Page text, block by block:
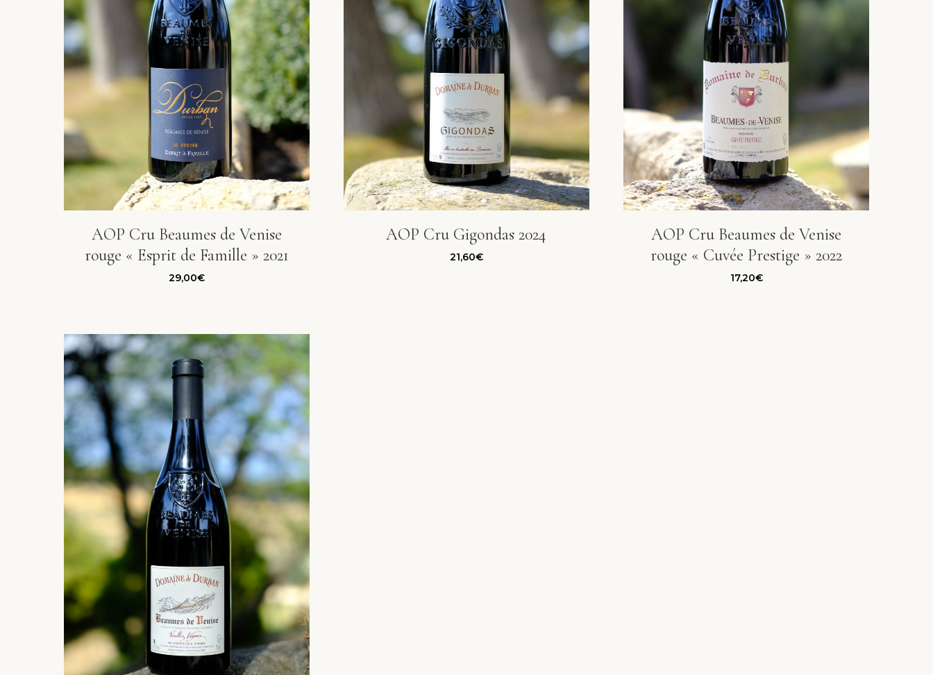
AOP Cru Beaumes de Venise
rouge « Esprit de Famille » 2021
29,00€
AOP Cru Gigondas 2024
21,60€
AOP Cru Beaumes de Venise
rouge « Cuvée Prestige » 2022
17,20€